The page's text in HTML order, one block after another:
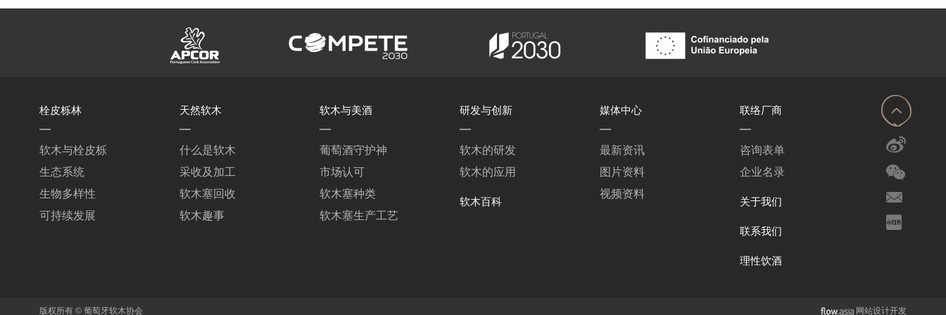
栓皮栎林
软木与栓皮栎
生态系统
生物多样性
可持续发展
天然软木
什么是软木
采收及加工
软木塞回收
软木趣事
软木与美酒
葡萄酒守护神
市场认可
软木塞种类
软木塞生产工艺
研发与创新
软木的研发
软木的应用
软木百科
媒体中心
最新资讯
图片资料
视频资料
联络厂商
咨询表单
企业名录
关于我们
联系我们
理性饮酒
版权所有 © 葡萄牙软木协会 网站设计开发